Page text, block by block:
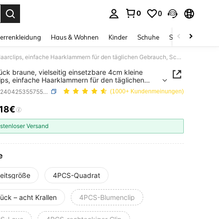
0 0
Haus & Wohnen Kinder Schuhe Schmuck &
4/8 Stück braune, vielseitig einsetzbare 4cm kleine Haarclips, einfache Haarklammern für den täglichen Gebrauch, Schule, Haraccessoires, Kopfschmuck, Haarspangen
braune, vielseitig einsetzbare 4cm kleine
einfache Haarklammern für den täglichen
Schule, Haraccessoires, Kopfschmuck,
SKU: sc2404253557551656 (1000+ Kundenmeinungen)
AND AVAILABILITY
Versand
4PCS-Quadrat
– acht Krallen 4PCS-Blumenclip